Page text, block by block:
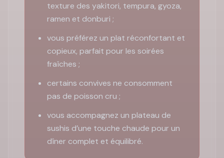
texture des yakitori, tempura, gyoza,
ramen et donburi ;
vous préférez un plat réconfortant et
copieux, parfait pour les soirées
fraîches ;
certains convives ne consomment
pas de poisson cru ;
vous accompagnez un plateau de
sushis d’une touche chaude pour un
dîner complet et équilibré.